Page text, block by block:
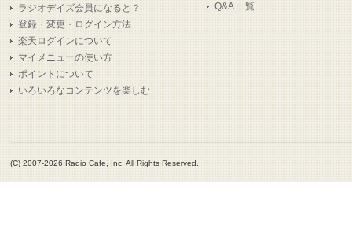
ラジオデイズ会員になると？
登録・変更・ログイン方法
楽天ログインについて
マイメニューの使い方
ポイントについて
いろいろなコンテンツを楽しむ
Q&A 一覧
(C) 2007-2026 Radio Cafe, Inc. All Rights Reserved.